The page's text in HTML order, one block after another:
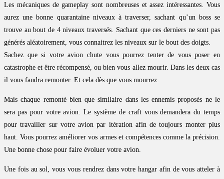
Les mécaniques de gameplay sont nombreuses et assez intéressantes. Vous
aurez une bonne quarantaine niveaux à traverser, sachant qu’un boss se
trouve au bout de 4 niveaux traversés. Sachant que ces derniers ne sont pas
générés aléatoirement, vous connaitrez les niveaux sur le bout des doigts.
Sachez que si votre avion chute vous pourrez tenter de vous poser en
catastrophe et être récompensé, ou bien vous allez mourir. Dans les deux cas
il vous faudra remonter. Et cela dès que vous mourrez.
Mais chaque remonté bien que similaire dans les ennemis proposés ne le
sera pas pour votre avion. Le système de craft vous demandera du temps
pour travailler sur votre avion par itération afin de toujours monter plus
haut. Vous pourrez améliorer vos armes et compétences comme la précision.
Une bonne chose pour faire évoluer votre avion.
Une fois au sol, vous vous rendrez dans votre hangar afin de vous atteler à